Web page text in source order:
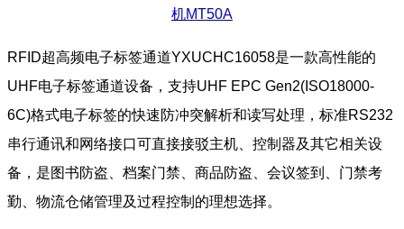
机MT50A
RFID超高频电子标签通道YXUCHC16058是一款高性能的
UHF电子标签通道设备，支持UHF EPC Gen2(ISO18000-
6C)格式电子标签的快速防冲突解析和读写处理，标准RS232
串行通讯和网络接口可直接接驳主机、控制器及其它相关设
备，是图书防盗、档案门禁、商品防盗、会议签到、门禁考
勤、物流仓储管理及过程控制的理想选择。